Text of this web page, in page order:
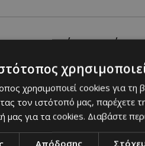
κυπριακής αγοράς
have-jackets-tis-kypriakis-agoras
σας αυτή την σεζόν ...
Kristen Stewart
χρησιμοποιεί cookies για τη
τον ιστότοπό μας, παρέχετε
μας για τα cookies. Διαβάστε
Απόδοσης